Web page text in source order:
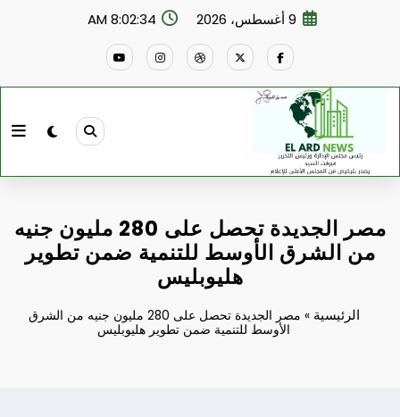
9 أغسطس، 2026 8:02:34 AM
مصر الجديدة تحصل على 280 مليون جنيه
من الشرق الأوسط للتنمية ضمن تطوير
هليوبليس
الرئيسية »
مصر الجديدة تحصل على 280 مليون جنيه من الشرق
الأوسط للتنمية ضمن تطوير هليوبليس